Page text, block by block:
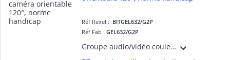
Réf Rexel : BITGEL632/G2P
Réf Fab :GEL632/G2P
Groupe audio/vidéo couleur BUS 2 fils G2P Caméra grand angle 120° orientable (pose) Synthèse vocale + Leds d'indications lumineuses Switch de configuration de la platine de rue Décodage du BUS PROXIMAN et HEXACT